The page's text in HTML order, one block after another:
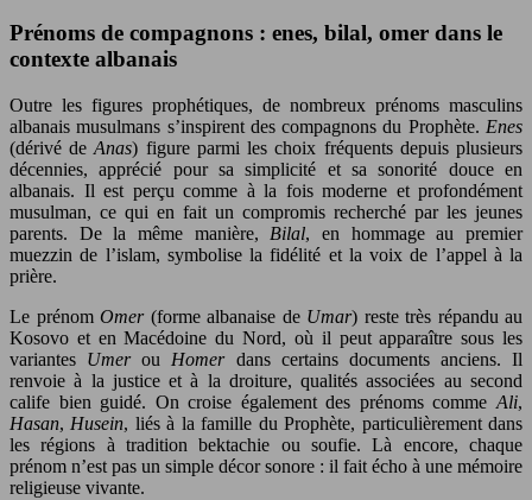
Prénoms de compagnons : enes, bilal, omer dans le
contexte albanais
Outre les figures prophétiques, de nombreux prénoms masculins
albanais musulmans s’inspirent des compagnons du Prophète. Enes
(dérivé deAnas) figure parmi les choix fréquents depuis plusieurs
décennies, apprécié pour sa simplicité et sa sonorité douce en
albanais. Il est perçu comme à la fois moderne et profondément
musulman, ce qui en fait un compromis recherché par les jeunes
parents. De la même manière, Bilal, en hommage au premier
muezzin de l’islam, symbolise la fidélité et la voix de l’appel à la
prière.
Le prénom Omer(forme albanaise de Umar) reste très répandu au
Kosovo et en Macédoine du Nord, où il peut apparaître sous les
variantes Umerou Homerdans certains documents anciens. Il
renvoie à la justice et à la droiture, qualités associées au second
calife bien guidé. On croise également des prénoms comme Ali,
Hasan, Husein, liés à la famille du Prophète, particulièrement dans
les régions à tradition bektachie ou soufie. Là encore, chaque
prénom n’est pas un simple décor sonore : il fait écho à une mémoire
religieuse vivante.